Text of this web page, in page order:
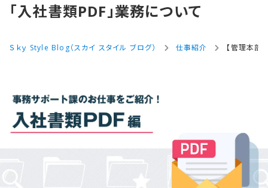
「入社書類PDF」​業務に​ついて
Ｓｋｙ Style Blog（スカイ スタイル ブログ） 仕事紹介 【管理本部